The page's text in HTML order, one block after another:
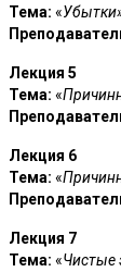
Тема: «
Лекция 5
Тема: «
Лекция 6
Тема: «
Лекция 7
Тема: «Чистые